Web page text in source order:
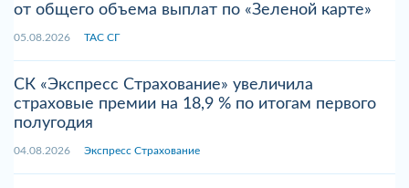
от общего объема выплат по «Зеленой карте»
05.08.2026 ТАС СГ
СК «Экспресс Страхование» увеличила
страховые премии на 18,9 % по итогам первого
полугодия
04.08.2026 Экспресс Страхование